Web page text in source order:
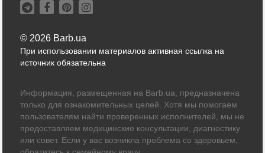
© 2026 Barb.ua
При использовании материалов активная ссылка на
источник обязательна
Информация, размещенная на Barb.ua, предназначена
только для ознакомительных целей. Хотя мы помогаем
пользователям найти проверенных исполнителей, мы не
предоставляем медицинские консультации, диагностику
или совет. Если у вас возникла проблема со здоровьем,